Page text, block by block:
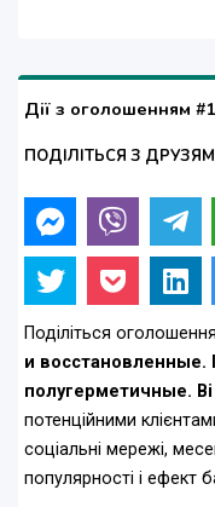
Дії з оголошенням
ПОДІЛІТЬСЯ З
Поділіться
и восстановленные.
полугерметичные. Bi
потенційними
соціальні мережі,
популярності і ефект